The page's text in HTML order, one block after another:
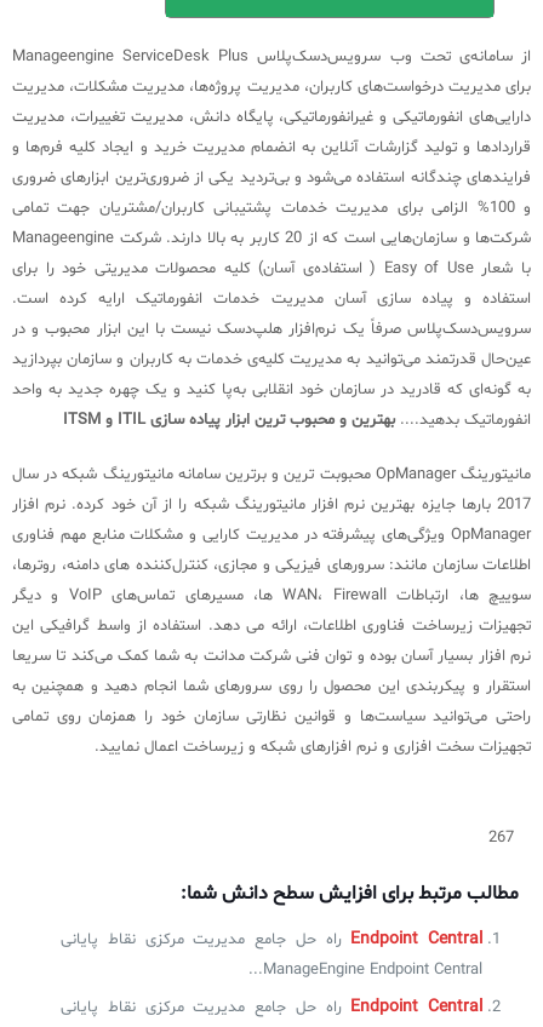
از سامانه‌ی تحت وب سرویس‌دسک‌پلاس Manageengine ServiceDesk Plus
برای مدیریت درخواست‌های کاربران، مدیریت پروژه‌ها، مدیریت مشکلات، مدیریت
دارایی‌های انفورماتیکی و غیرانفورماتیکی، پایگاه دانش، مدیریت تغییرات، مدیریت
قراردادها و تولید گزارشات آنلاین به انضمام مدیریت خرید و ایجاد کلیه فرم‌ها و
فرایندهای چندگانه استفاده می‌شود و بی‌تردید یکی از ضروری‌ترین ابزارهای ضروری
و 100% الزامی برای مدیریت خدمات پشتیبانی کاربران/مشتریان جهت تمامی
شرکت‌ها و سازمان‌هایی است که از 20 کاربر به بالا دارند. شرکت Manageengine
با شعار Easy of Use ( استفاده‌ی آسان) کلیه محصولات مدیریتی خود را برای
استفاده و پیاده سازی آسان مدیریت خدمات انفورماتیک ارایه کرده است.
سرویس‌دسک‌پلاس صرفاً یک نرم‌افزار هلپ‌دسک نیست با این ابزار محبوب و در
عین‌حال قدرتمند می‌توانید به مدیریت کلیه‌ی خدمات به کاربران و سازمان بپردازید
به گونه‌ای که قادرید در سازمان خود انقلابی به‌پا کنید و یک چهره جدید به واحد
انفورماتیک بدهید....بهترین و محبوب ترین ابزار پیاده سازی ITIL و ITSM
مانیتورینگ OpManager محبوبت ترین و برترین سامانه مانیتورینگ شبکه در سال
2017 بارها جایزه بهترین نرم افزار مانیتورینگ شبکه را از آن خود کرده. نرم افزار
OpManager ویژگی‌های پیشرفته در مدیریت کارایی و مشکلات منابع مهم فناوری
اطلاعات سازمان مانند: سرورهای فیزیکی و مجازی، کنترل‌کننده های دامنه، روترها،
سوییچ ها، ارتباطات WAN، Firewall ها، مسیرهای تماس‌های VoIP و دیگر
تجهیزات زیرساخت فناوری اطلاعات، ارائه می دهد. استفاده از واسط گرافیکی این
نرم افزار بسیار آسان بوده و توان فنی شرکت مدانت به شما کمک می‌کند تا سریعا
استقرار و پیکربندی این محصول را روی سرورهای شما انجام دهید و همچنین به
راحتی می‌توانید سیاست‌ها و قوانین نظارتی سازمان خود را همزمان روی تمامی
تجهیزات سخت افزاری و نرم افزارهای شبکه و زیرساخت اعمال نمایید.
267
مطالب مرتبط برای افزایش سطح دانش شما:
Endpoint Central راه حل جامع مدیریت مرکزی نقاط پایانی
ManageEngine Endpoint Central...
Endpoint Central راه حل جامع مدیریت مرکزی نقاط پایانی